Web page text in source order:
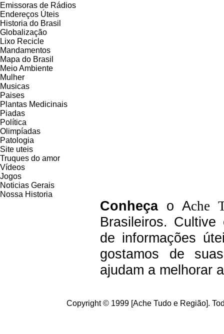
Emissoras de Rádios
Endereços Úteis
Historia do Brasil
Globalização
Lixo Recicle
Mandamentos
Mapa do Brasil
Meio Ambiente
Mulher
Musicas
Paises
Plantas Medicinais
Piadas
Política
Olimpíadas
Patologia
Site uteis
Truques do amor
Vídeos
Jogos
Noticias Gerais
Nossa Historia
Conheçao Ache
Brasileiros.
de informações
gostamos de
ajudam a melhorar
Copyright © 1999 [Ache Tudo e Região].